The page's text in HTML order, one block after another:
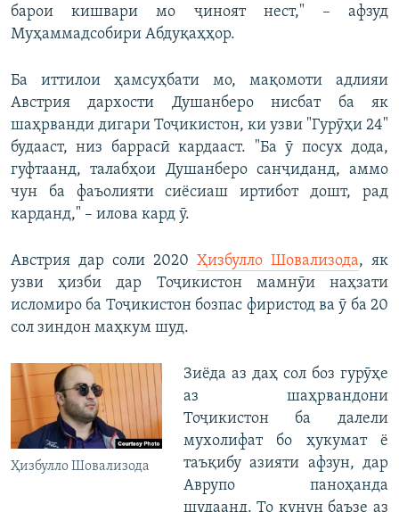
барои кишвари мо ҷиноят нест," – афзуд
Муҳаммадсобири Абдуқаҳҳор.
Ба иттилои ҳамсуҳбати мо, мақомоти адлияи
Австрия дархости Душанберо нисбат ба як
шаҳрванди дигари Тоҷикистон, ки узви "Гурӯҳи 24"
будааст, низ баррасӣ кардааст. "Ба ӯ посух дода,
гуфтаанд, талабҳои Душанберо санҷиданд, аммо
чун ба фаъолияти сиёсиаш иртибот дошт, рад
карданд," – илова кард ӯ.
Австрия дар соли 2020 Ҳизбулло Шовализода, як
узви ҳизби дар Тоҷикистон мамнӯи наҳзати
исломиро ба Тоҷикистон бозпас фиристод ва ӯ ба 20
сол зиндон маҳкум шуд.
Ҳизбулло Шовализода
Зиёда аз даҳ сол боз гурӯҳе
аз шаҳрвандони
Тоҷикистон ба далели
мухолифат бо ҳукумат ё
таъқибу азияти афзун, дар
Аврупо паноҳанда
шудаанд. То кунун баъзе аз